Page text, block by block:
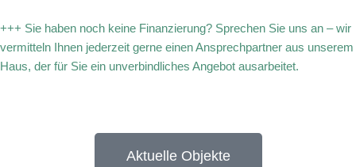
Zum
Inhalt
+++ Sie haben noch keine Finanzierung? Sprechen Sie uns an – wir
vermitteln Ihnen jederzeit gerne einen Ansprechpartner aus unserem
Haus, der für Sie ein unverbindliches Angebot ausarbeitet.
Aktuelle Objekte